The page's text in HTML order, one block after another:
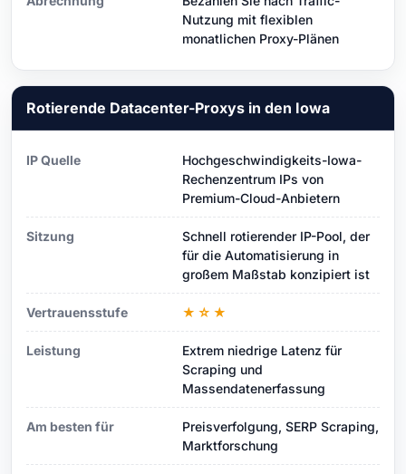
Nutzung mit flexiblen
monatlichen Proxy-Plänen
Rotierende Datacenter-Proxys in den Iowa
IP Quelle
Hochgeschwindigkeits-Iowa-
Rechenzentrum IPs von
Premium-Cloud-Anbietern
Sitzung
Schnell rotierender IP-Pool, der
für die Automatisierung in
großem Maßstab konzipiert ist
Vertrauensstufe ★☆★
Leistung
Extrem niedrige Latenz für
Scraping und
Massendatenerfassung
Am besten für
Preisverfolgung, SERP Scraping,
Marktforschung